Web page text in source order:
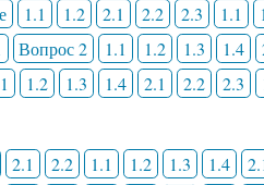
1.1 1.2 2.1 2.2 2.3 1.1
Вопрос 2 1.1 1.2 1.3 1.4
1.2 1.3 1.4 2.1 2.2 2.3
2.1 2.2 1.1 1.2 1.3 1.4